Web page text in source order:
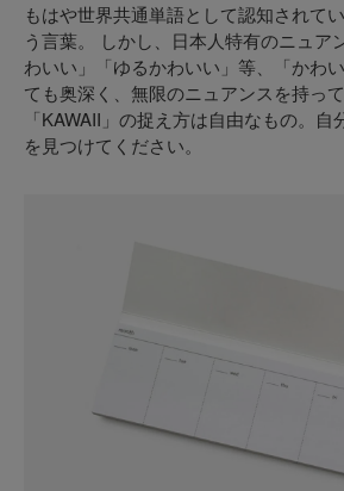
もはや世界共通単語として認知されて
う言葉。 しかし、日本人特有のニュア
わいい」「ゆるかわいい」等、「かわ
ても奥深く、無限のニュアンスを持って
「KAWAII」の捉え方は自由なもの。自
を見つけてください。